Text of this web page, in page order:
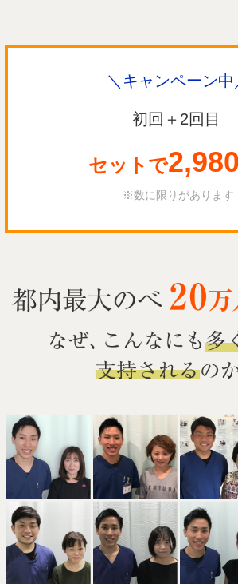
＼キャンペーン中
初回＋2回目
セットで
※数に限りがあります